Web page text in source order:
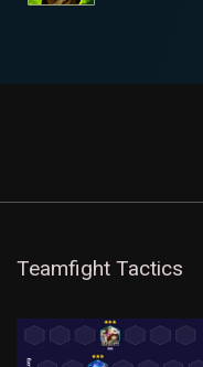
Teamfight Tactics